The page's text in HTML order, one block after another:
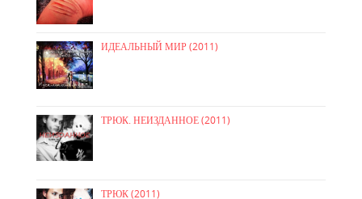
ИДЕАЛЬНЫЙ МИР (2011)
ТРЮК. НЕИЗДАННОЕ (2011)
ТРЮК (2011)